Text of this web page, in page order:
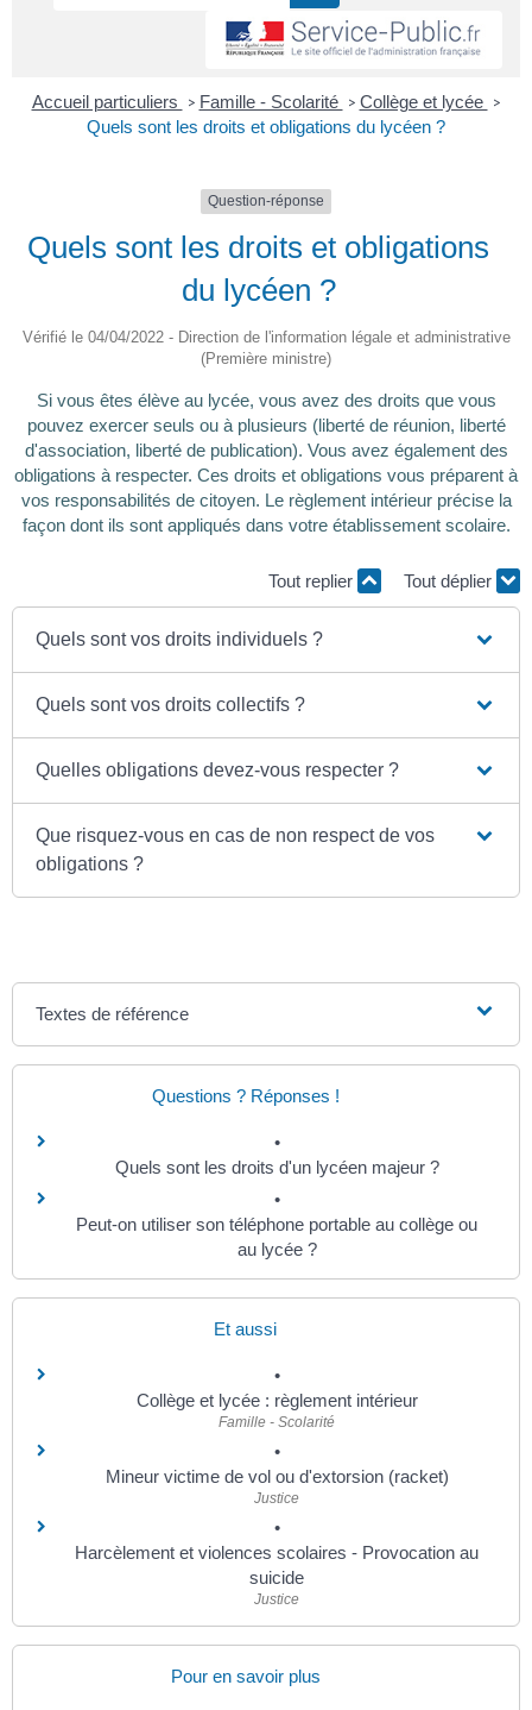
Accueil particuliers > Famille - Scolarité > Collège et lycée >
Quels sont les droits et obligations du lycéen ?
Question-réponse
Quels sont les droits et obligations
du lycéen ?
Vérifié le 04/04/2022 - Direction de l'information légale et administrative
(Première ministre)
Si vous êtes élève au lycée, vous avez des droits que vous
pouvez exercer seuls ou à plusieurs (liberté de réunion, liberté
d'association, liberté de publication). Vous avez également des
obligations à respecter. Ces droits et obligations vous préparent à
vos responsabilités de citoyen. Le règlement intérieur précise la
façon dont ils sont appliqués dans votre établissement scolaire.
Tout replier Tout déplier
Quels sont vos droits individuels ?
Quels sont vos droits collectifs ?
Quelles obligations devez-vous respecter ?
Que risquez-vous en cas de non respect de vos
obligations ?
Textes de référence
Questions ? Réponses !
Quels sont les droits d'un lycéen majeur ?
Peut-on utiliser son téléphone portable au collège ou
au lycée ?
Et aussi
Collège et lycée : règlement intérieur
Famille - Scolarité
Mineur victime de vol ou d'extorsion (racket)
Justice
Harcèlement et violences scolaires - Provocation au
suicide
Justice
Pour en savoir plus